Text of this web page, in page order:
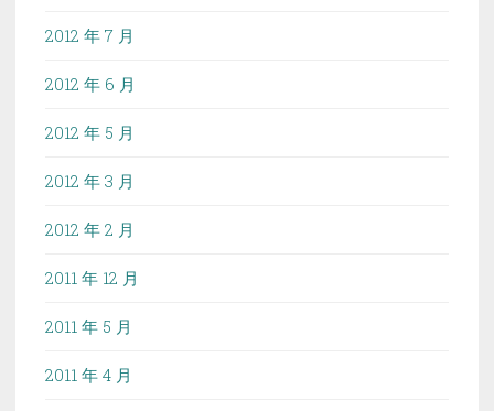
2012 年 7 月
2012 年 6 月
2012 年 5 月
2012 年 3 月
2012 年 2 月
2011 年 12 月
2011 年 5 月
2011 年 4 月